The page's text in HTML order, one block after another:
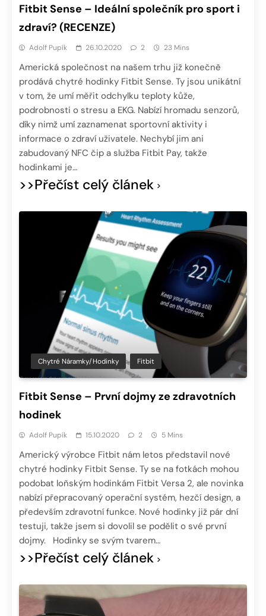
Fitbit Sense – Ideální společník pro sport i
zdraví? (RECENZE)
Adolf Pupík 26.10.2020 2 23 Mins
Americká společnost na našem trhu již konečně
prodává chytré hodinky Fitbit Sense. Ty jsou unikátní
v tom, že umí měřit odchylku teploty kůže,
podrobnosti o stresu a EKG. Nabízí hromadu senzorů,
díky nimž umí zaznamenat sportovní aktivity i
informace o zdraví uživatele. Nechybí jim ani
zabudovaný NFC čip a služba Fitbit Pay, takže
hodinkami je…
>>Přečíst celý článek
Chytré Náramky/hodinky Fitbit
Fitbit Sense – První dojmy ze zdravotních
hodinek
Adolf Pupík 15.10.2020 2 5 Mins
Americký výrobce Fitbit nám letos představil nové
chytré hodinky Fitbit Sense. Ty se na fotkách mohou
podobat loňským hodinkám Fitbit Versa 2, ale novinka
nabízí přepracovaný operační systém, hezčí design, a
především zdravotní funkce. Nové hodinky již pár dní
testuji, takže jsem si dovolil se podělit o své první
dojmy. Hodinky se svým tvarem…
>>Přečíst celý článek